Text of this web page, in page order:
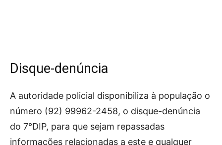
Disque-denúncia
A autoridade policial disponibiliza à população o
número (92) 99962-2458, o disque-denúncia
do 7°DIP, para que sejam repassadas
informações relacionadas a este e qualquer